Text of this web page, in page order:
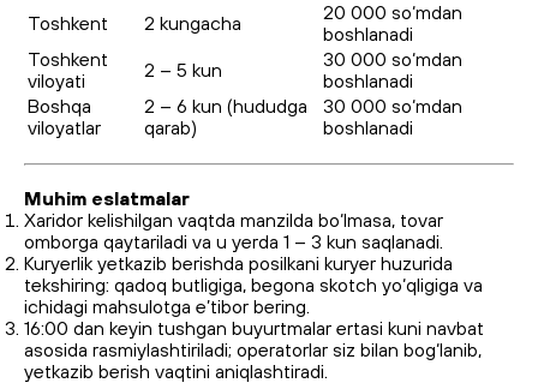
Toshkent
2 kungacha
20 000 so‘mdan
boshlanadi
Toshkent
viloyati
2 – 5 kun
30 000 so‘mdan
boshlanadi
Boshqa
viloyatlar
2 – 6 kun (hududga
qarab)
30 000 so‘mdan
boshlanadi
Muhim eslatmalar
Xaridor kelishilgan vaqtda manzilda bo‘lmasa, tovar
omborga qaytariladi va u yerda 1 – 3 kun saqlanadi.
Kuryerlik yetkazib berishda posilkani kuryer huzurida
tekshiring: qadoq butligiga, begona skotch yo‘qligiga va
ichidagi mahsulotga e’tibor bering.
16:00 dan keyin tushgan buyurtmalar ertasi kuni navbat
asosida rasmiylashtiriladi; operatorlar siz bilan bog‘lanib,
yetkazib berish vaqtini aniqlashtiradi.